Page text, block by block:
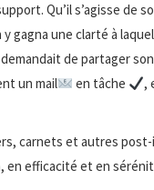
Qu’il s’agisse de
une clarté à
de partager
un mail
en tâche
,
carnets et autres
en efficacité et en